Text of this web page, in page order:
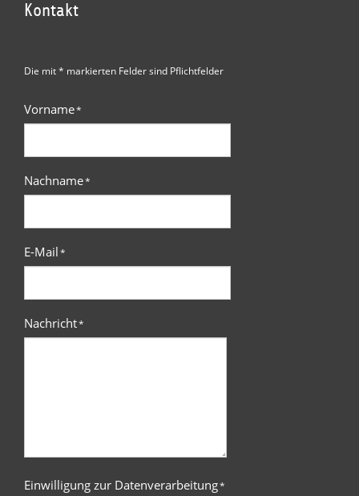
Kontakt
Die mit * markierten Felder sind Pflichtfelder
Vorname*
Nachname*
E-Mail*
Nachricht*
Einwilligung zur Datenverarbeitung*